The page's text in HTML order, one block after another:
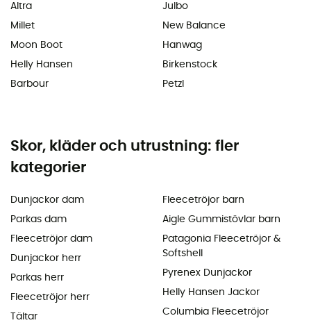
Altra
Millet
Moon Boot
Helly Hansen
Barbour
Julbo
New Balance
Hanwag
Birkenstock
Petzl
Skor, kläder och utrustning: fler
kategorier
Dunjackor dam
Parkas dam
Fleecetröjor dam
Dunjackor herr
Parkas herr
Fleecetröjor herr
Tältar
Fleecetröjor barn
Aigle Gummistövlar barn
Patagonia Fleecetröjor &
Softshell
Pyrenex Dunjackor
Helly Hansen Jackor
Columbia Fleecetröjor